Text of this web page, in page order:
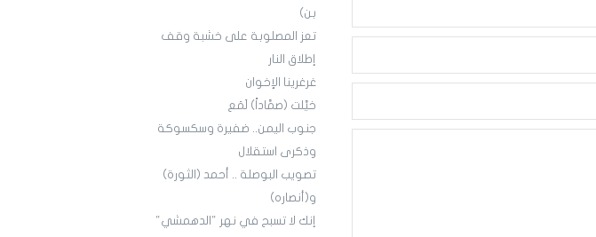
بن)
تعز المصلوبة على خشبة وقف
إطلاق النار
غرغرينا الإخوان
خيَّلت (صمَّاداً) لَمَع
جنوب اليمن.. ضفيرة وسكسوكة
وذكرى استقلال
تصويب البوصلة .. أحمد (الثورة)
و(أنصاره)
إنك لا تسبح في نهر "الدهمشي"